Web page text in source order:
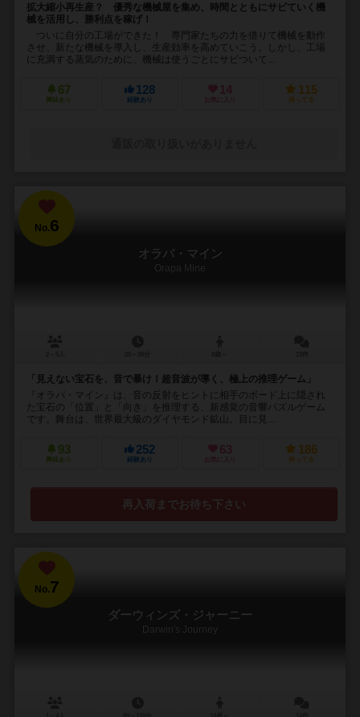
拡大縮小再生産？ 優秀な機械屋を集め、時間とともにサビていく機
械を活用し、勝利点を稼げ！
ついに自分の工場ができた！ 専門家たちの力を借りて機械を動作
させ、新たな機械を導入し、生産効率を高めていこう。しかし、工場
に充満する蒸気のために、機械は使うごとにサビついて...
67
興味あり
128
経験あり
14
お気に入り
115
持ってる
No.6
オラパ・マイン
Orapa Mine
「見えない宝石を、音で暴け！超音波が導く、極上の推理ゲーム」
『オラパ・マイン』は、音の反射をヒントに相手のボード上に隠され
た宝石の「位置」と「向き」を推理する、新感覚の音響パズルゲーム
です。舞台は、世界最大級のダイヤモンド鉱山。目に見...
93
興味あり
252
経験あり
63
お気に入り
186
持ってる
再入荷までお待ち下さい
No.7
ダーウィンズ・ジャーニー
Darwin's Journey